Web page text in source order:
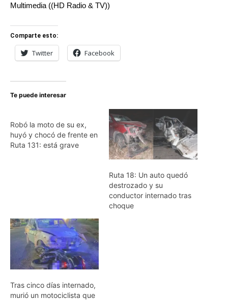
Multimedia ((HD Radio & TV))
Comparte esto:
Twitter Facebook
Te puede interesar
Robó la moto de su ex,
huyó y chocó de frente en
Ruta 131: está grave
Ruta 18: Un auto quedó
destrozado y su
conductor internado tras
choque
Tras cinco días internado,
murió un motociclista que